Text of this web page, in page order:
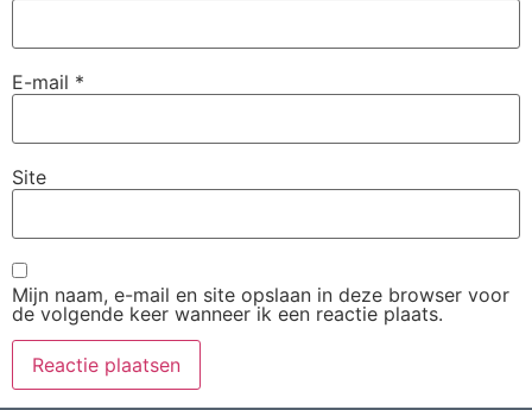
E-mail *
Site
Mijn naam, e-mail en site opslaan in deze browser voor
de volgende keer wanneer ik een reactie plaats.